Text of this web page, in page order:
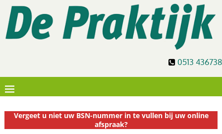
0513 436738
Vergeet u niet uw BSN-nummer in te vullen bij uw online
afspraak?